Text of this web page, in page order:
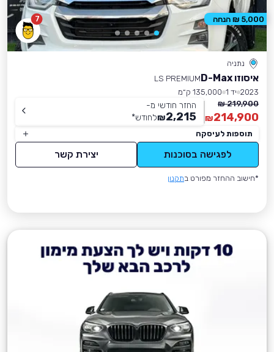
7
נתניה
איסוזו D-Max
LS PREMIUM
2023 יד 1
135,000 ק״מ
219,900 ₪
214,900
₪
החזר חודשי מ-
2,215
₪לחודש*
תוספות לעיסקה
לפגישה בסוכנות יצירת קשר
*חישוב ההחזר מפורט בתקנון
5,000 ₪ הנחה